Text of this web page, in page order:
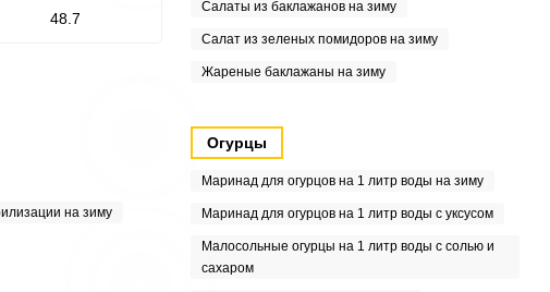
48.7
на зиму
Салаты из баклажанов на зиму
Салат из зеленых помидоров на зиму
Жареные баклажаны на зиму
Огурцы
Маринад для огурцов на 1 литр воды на зиму
Маринад для огурцов на 1 литр воды с уксусом
Малосольные огурцы на 1 литр воды с солью и
сахаром